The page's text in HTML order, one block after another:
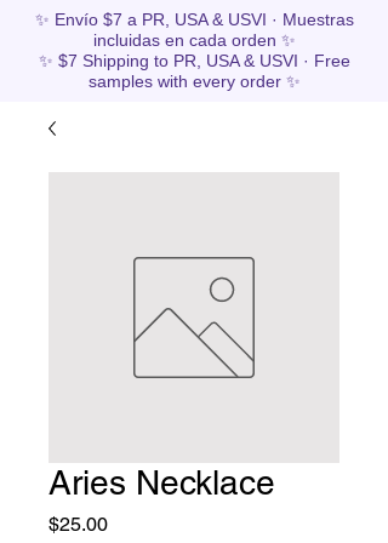
✨ Envío $7 a PR, USA & USVI · Muestras
incluidas en cada orden ✨
✨ $7 Shipping to PR, USA & USVI · Free
samples with every order ✨
Aries Necklace
$25.00Price